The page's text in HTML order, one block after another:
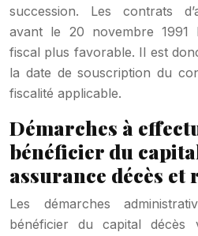
succession. Les contrats
avant le 20 novembre 1991
fiscal plus favorable. Il est
la date de souscription du
fiscalité applicable.
Démarches à
bénéficier du
assurance décès et
Les démarches
bénéficier du capital